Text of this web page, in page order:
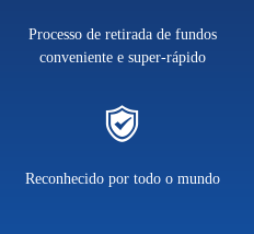
Processo de retirada de fundos
conveniente e super-rápido
Reconhecido por todo o mundo